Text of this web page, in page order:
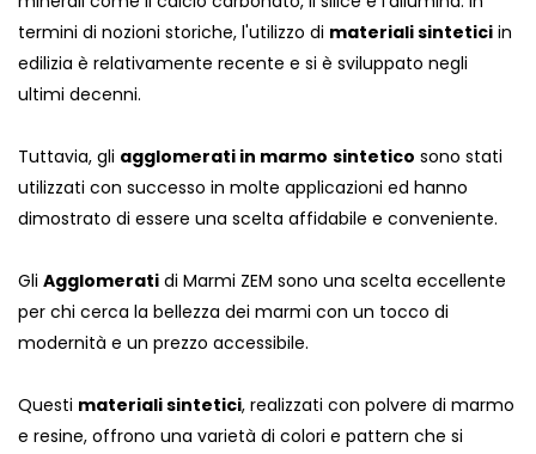
termini di nozioni storiche, l'utilizzo di materiali sintetici in
edilizia è relativamente recente e si è sviluppato negli
ultimi decenni.
Tuttavia, gli agglomerati in marmo sintetico sono stati
utilizzati con successo in molte applicazioni ed hanno
dimostrato di essere una scelta affidabile e conveniente.
Gli Agglomerati di Marmi ZEM sono una scelta eccellente
per chi cerca la bellezza dei marmi con un tocco di
modernità e un prezzo accessibile.
Questi materiali sintetici, realizzati con polvere di marmo
e resine, offrono una varietà di colori e pattern che si